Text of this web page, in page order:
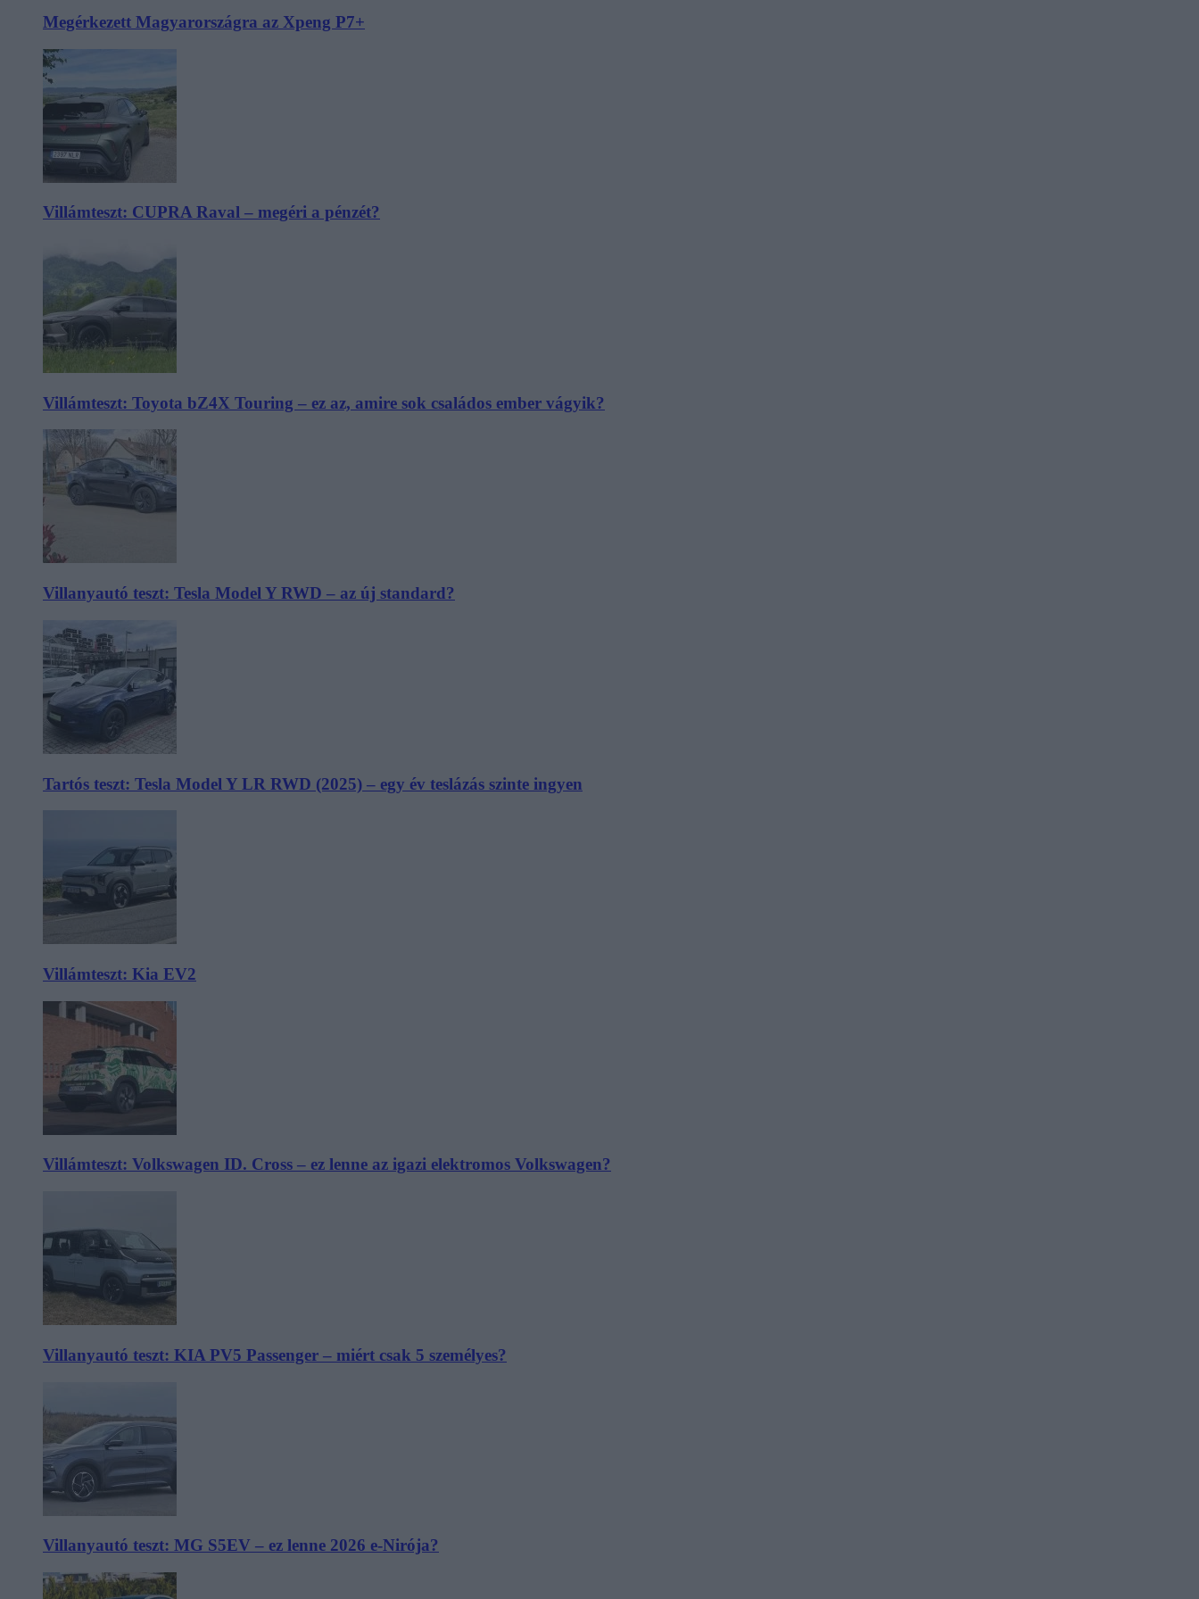
Megérkezett Magyarországra az Xpeng P7+
Villámteszt: CUPRA Raval – megéri a pénzét?
Villámteszt: Toyota bZ4X Touring – ez az, amire sok családos ember vágyik?
Villanyautó teszt: Tesla Model Y RWD – az új standard?
Tartós teszt: Tesla Model Y LR RWD (2025) – egy év teslázás szinte ingyen
Villámteszt: Kia EV2
Villámteszt: Volkswagen ID. Cross – ez lenne az igazi elektromos Volkswagen?
Villanyautó teszt: KIA PV5 Passenger – miért csak 5 személyes?
Villanyautó teszt: MG S5EV – ez lenne 2026 e-Nirója?